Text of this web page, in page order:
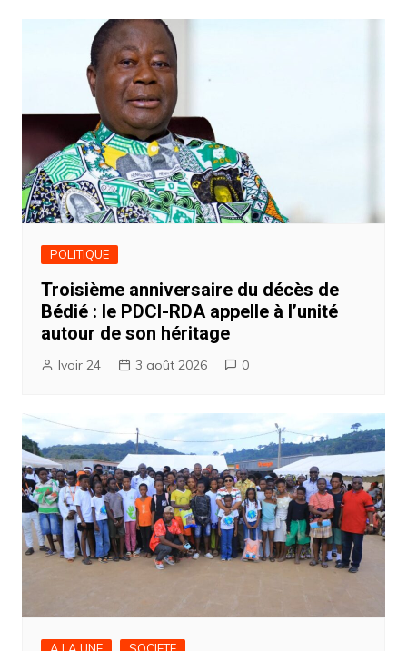
POLITIQUE
Troisième anniversaire du décès de
Bédié : le PDCI-RDA appelle à l’unité
autour de son héritage
Ivoir 24 3 août 2026 0
A LA UNE SOCIETE